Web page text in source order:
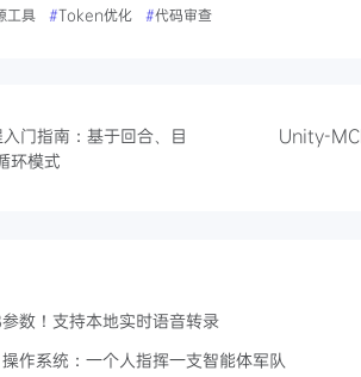
工具 #Token优化 #代码审查
门指南：基于回合、目
环模式
Unity-
数！支持本地实时语音转录
系统：一个人指挥一支智能体军队